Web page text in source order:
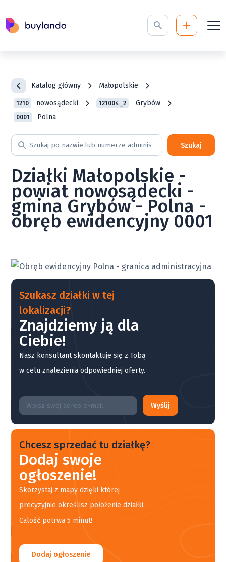
Katalog główny Małopolskie
1210 nowosądecki 121004_2 Grybów
0001 Polna
Szukaj
Działki Małopolskie -
powiat nowosądecki -
gmina Grybów - Polna -
obręb ewidencyjny 0001
Szukasz działki w tej
lokalizacji?
Znajdziemy ją dla
Ciebie!
Nasz konsultant skontaktuje się z Tobą
w celu znalezienia odpowiedniej oferty.
Wyślij
Chcesz sprzedać tu działkę?
Dodaj swoje
ogłoszenie!
Skorzystaj z mapy dzięki której
precyzyjnie określisz położenie działki.
Calość potrwa 5 minut!
Dodaj ogłoszenie